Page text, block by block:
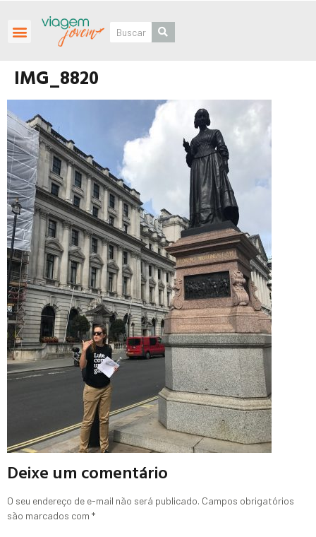
IMG_8820
Deixe um comentário
O seu endereço de e-mail não será publicado. Campos obrigatórios
são marcados com *